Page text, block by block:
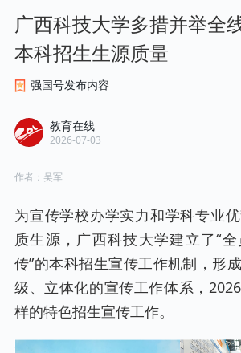
广西科技大学多措并举全
本科招生生源质量
强国号发布内容
教育在线
2026-07-03
作者： 吴军
为宣传学校办学实力和学科专业
质生源，广西科技大学建立了“
传”的本科招生宣传工作机制，形
级、立体化的宣传工作体系，
样的特色招生宣传工作。